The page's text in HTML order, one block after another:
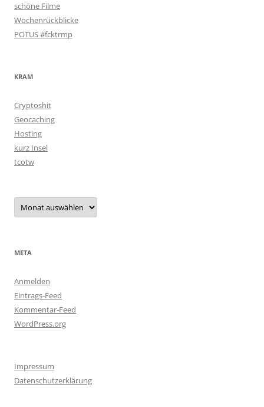
schöne Filme
Wochenrückblicke
POTUS #fcktrmp
KRAM
Cryptoshit
Geocaching
Hosting
kurz Insel
tcotw
Archiv
META
Anmelden
Eintrags-Feed
Kommentar-Feed
WordPress.org
Impressum
Datenschutzerklärung